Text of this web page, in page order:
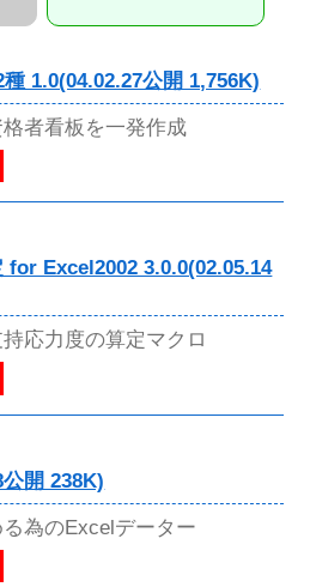
1.0(04.02.27公開 1,756K)
者看板を一発作成
for Excel2002 3.0.0(02.05.14
応力度の算定マクロ
開 238K)
為のExcelデーター